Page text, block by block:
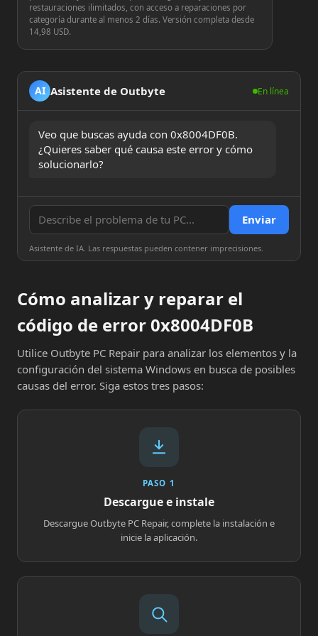
restauraciones ilimitados, con acceso a reparaciones por
categoría durante al menos 2 días. Versión completa desde
14,98 USD.
AI Asistente de Outbyte En línea
Veo que buscas ayuda con 0x8004DF0B.
¿Quieres saber qué causa este error y cómo
solucionarlo?
Enviar
Asistente de IA. Las respuestas pueden contener imprecisiones.
Cómo analizar y reparar el
código de error 0x8004DF0B
Utilice Outbyte PC Repair para analizar los elementos y la
configuración del sistema Windows en busca de posibles
causas del error. Siga estos tres pasos:
PASO 1
Descargue e instale
Descargue Outbyte PC Repair, complete la instalación e
inicie la aplicación.